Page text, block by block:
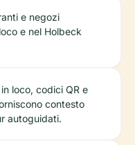
e negozi
e nel Holbeck
loco, codici QR e
contesto
autoguidati.